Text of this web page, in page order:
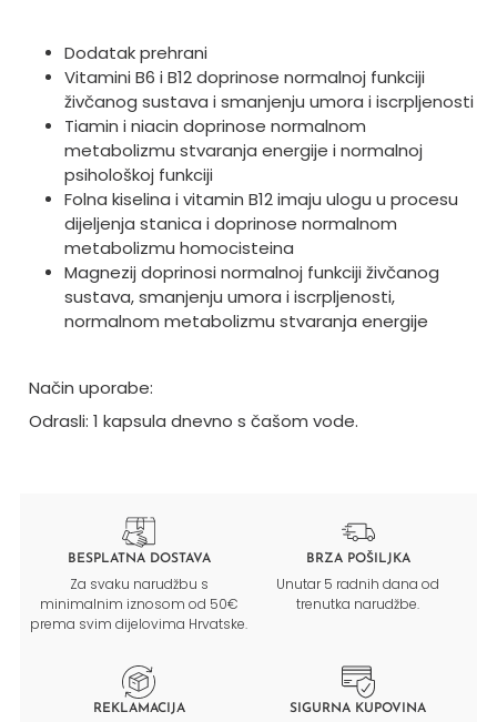
Dodatak prehrani
Vitamini B6 i B12 doprinose normalnoj funkciji
živčanog sustava i smanjenju umora i iscrpljenosti
Tiamin i niacin doprinose normalnom
metabolizmu stvaranja energije i normalnoj
psihološkoj funkciji
Folna kiselina i vitamin B12 imaju ulogu u procesu
dijeljenja stanica i doprinose normalnom
metabolizmu homocisteina
Magnezij doprinosi normalnoj funkciji živčanog
sustava, smanjenju umora i iscrpljenosti,
normalnom metabolizmu stvaranja energije
Način uporabe:
Odrasli: 1 kapsula dnevno s čašom vode.
BESPLATNA DOSTAVA
Za svaku narudžbu s
minimalnim iznosom od 50€
prema svim dijelovima Hrvatske.
BRZA POŠILJKA
Unutar 5 radnih dana od
trenutka narudžbe.
REKLAMACIJA SIGURNA KUPOVINA